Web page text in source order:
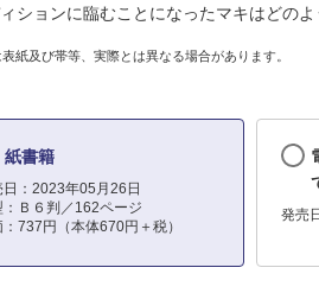
ションに臨むことになったマキはどの
紙及び帯等、実際とは異なる場合があります。
紙書籍
日：2023年05月26日
：Ｂ６判／162ページ
：737円（本体670円＋税）
発売